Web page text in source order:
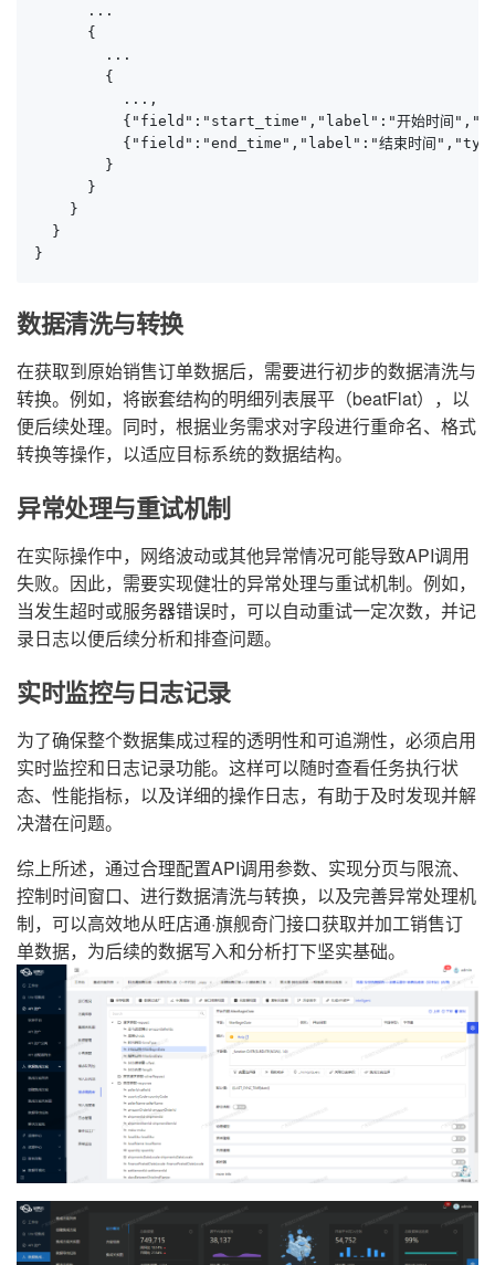
      ...
      {
        ...
        {
          ...,
{"field":"start_time","label":"开始时间
{"field":"end_time","label":"结束时间
        }
      }
    }
  }
}
数据清洗与转换
在获取到原始销售订单数据后，需要进行初步的数据清洗与
转换。例如，将嵌套结构的明细列表展平（beatFlat），以
便后续处理。同时，根据业务需求对字段进行重命名、格式
转换等操作，以适应目标系统的数据结构。
异常处理与重试机制
在实际操作中，网络波动或其他异常情况可能导致API调用
失败。因此，需要实现健壮的异常处理与重试机制。例如，
当发生超时或服务器错误时，可以自动重试一定次数，并记
录日志以便后续分析和排查问题。
实时监控与日志记录
为了确保整个数据集成过程的透明性和可追溯性，必须启用
实时监控和日志记录功能。这样可以随时查看任务执行状
态、性能指标，以及详细的操作日志，有助于及时发现并解
决潜在问题。
综上所述，通过合理配置API调用参数、实现分页与限流、
控制时间窗口、进行数据清洗与转换，以及完善异常处理机
制，可以高效地从旺店通·旗舰奇门接口获取并加工销售订
单数据，为后续的数据写入和分析打下坚实基础。